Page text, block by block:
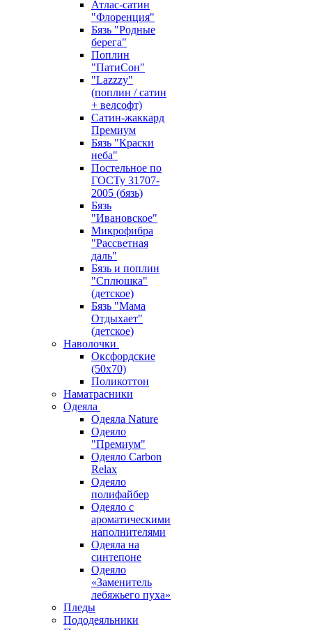
Атлас-сатин
"Флоренция"
Бязь "Родные
берега"
Поплин
"ПатиСон"
"Lazzzy"
(поплин / сатин
+ велсофт)
Сатин-жаккард
Премиум
Бязь "Краски
неба"
Постельное по
ГОСТу 31707-
2005 (бязь)
Бязь
"Ивановское"
Микрофибра
"Рассветная
даль"
Бязь и поплин
"Сплюшка"
(детское)
Бязь "Мама
Отдыхает"
(детское)
Наволочки
Оксфордские
(50х70)
Поликоттон
Наматрасники
Одеяла
Одеяла Nature
Одеяло
"Премиум"
Одеяло Carbon
Relax
Одеяло
полифайбер
Одеяло с
ароматическими
наполнителями
Одеяла на
синтепоне
Одеяло
«Заменитель
лебяжьего пуха»
Пледы
Пододеяльники